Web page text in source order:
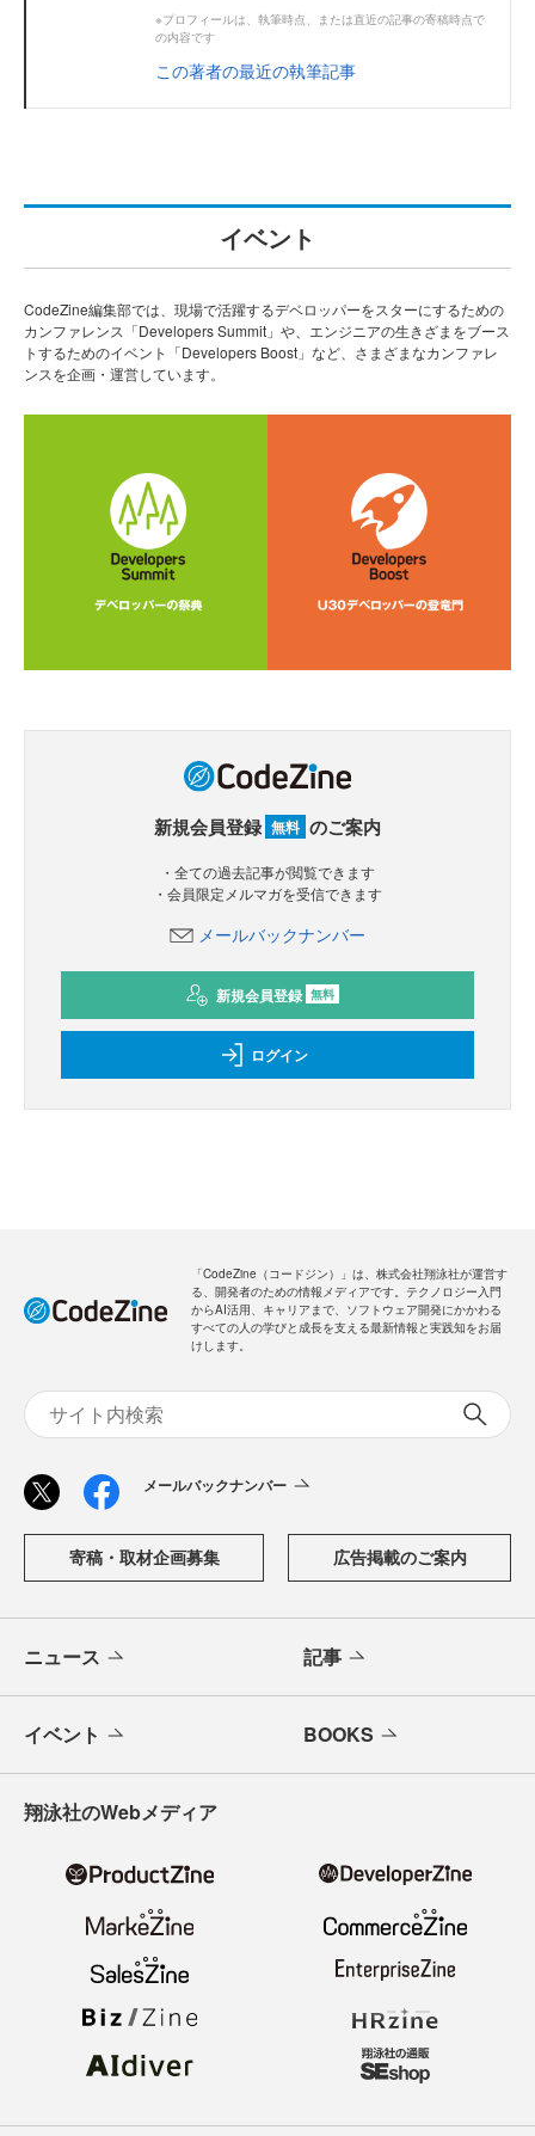
※プロフィールは、執筆時点、または直近の記事の寄稿時点で
の内容です
この著者の最近の執筆記事
イベント
CodeZine編集部では、現場で活躍するデベロッパーをスターにするための
カンファレンス「Developers Summit」や、エンジニアの生きざまをブース
トするためのイベント「Developers Boost」など、さまざまなカンファレ
ンスを企画・運営しています。
新規会員登録 無料 のご案内
・全ての過去記事が閲覧できます
・会員限定メルマガを受信できます
メールバックナンバー
新規会員登録 無料
ログイン
「CodeZine（コードジン）」は、株式会社翔泳社が運営す
る、開発者のための情報メディアです。テクノロジー入門
からAI活用、キャリアまで、ソフトウェア開発にかかわる
すべての人の学びと成長を支える最新情報と実践知をお届
けします。
メールバックナンバー
寄稿・取材企画募集 広告掲載のご案内
ニュース 記事
イベント BOOKS
翔泳社のWebメディア